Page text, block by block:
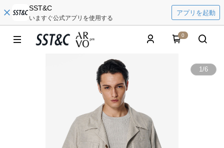
SST&C
いますぐ公式アプリを使用する
アプリを起動
0
1/6